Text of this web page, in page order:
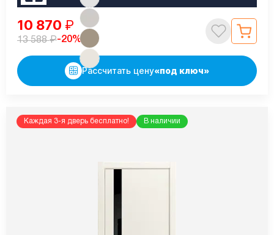
10 870 ₽
13 588₽-20%
Рассчитать цену«под ключ»
Каждая 3-я дверь бесплатно! В наличии